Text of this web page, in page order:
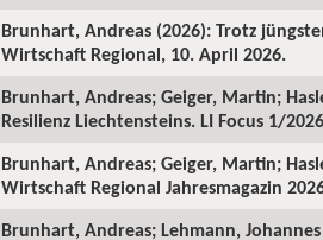
Brunhart, Andreas (2026): Trotz
Wirtschaft Regional, 10. April 2026.
Brunhart, Andreas; Geiger, Martin;
Resilienz Liechtensteins. LI Focus 1/
Brunhart, Andreas; Geiger, Martin;
Wirtschaft Regional Jahresmagazin
Brunhart, Andreas; Lehmann,